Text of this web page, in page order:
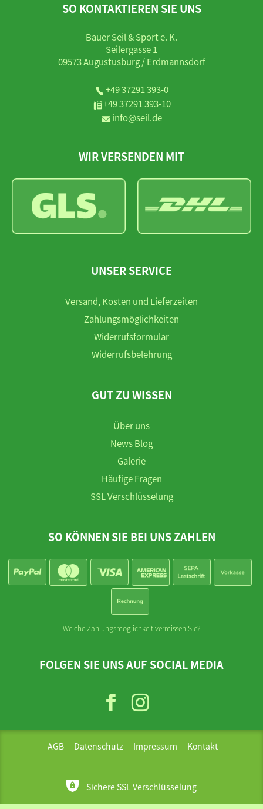
SO KONTAKTIEREN SIE UNS
Bauer Seil & Sport e. K.
Seilergasse 1
09573 Augustusburg / Erdmannsdorf
+49 37291 393-0
+49 37291 393-10
info@seil.de
WIR VERSENDEN MIT
UNSER SERVICE
Versand, Kosten und Lieferzeiten
Zahlungsmöglichkeiten
Widerrufsformular
Widerrufsbelehrung
GUT ZU WISSEN
Über uns
News Blog
Galerie
Häufige Fragen
SSL Verschlüsselung
SO KÖNNEN SIE BEI UNS ZAHLEN
Welche Zahlungsmöglichkeit vermissen Sie?
FOLGEN SIE UNS AUF SOCIAL MEDIA
Sichere SSL Verschlüsselung
AGB Datenschutz Impressum Kontakt